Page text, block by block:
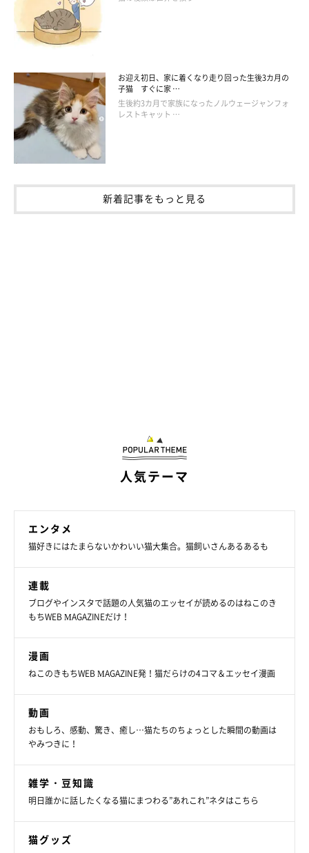
理する、トイレなどの衛生面を整える、室温を快適に保つなどで
す」
ーーふだんの接し方についてはどうでしょうか？
丸山先生
「接し方は、愛猫の性格を把握すること
甘えん坊タイプなのか、クールなタイプなのかでは、接し方も変
あると、それが猫にとってストレスになり、愛情が伝わりにくく
ない、猫が嫌がることはしないなど、傾向があるようです。ぜ
ひ、心がけてみてくださいね！
（監修：ねこのきもち獣医師相談室 獣医師・丸山知美先生）
※記事と写真に関連性はありませんので予めご了承ください。
取材・文／sorami
編集／ねこのきもちWeb編集室
お迎え初日、家に着くなり走り回った生後3カ月の
子猫 すぐに家 …
生後約3カ月で家族になったノルウェージャンフォ
レストキャット …
新着記事をもっと見る
人気テーマ
エンタメ
猫好きにはたまらないかわいい猫大集合。猫飼いさんあるあるも
連載
ブログやインスタで話題の人気猫のエッセイが読めるのはねこのき
もちWEB MAGAZINEだけ！
漫画
ねこのきもちWEB MAGAZINE発！猫だらけの4コマ＆エッセイ漫画
動画
おもしろ、感動、驚き、癒し…猫たちのちょっとした瞬間の動画は
やみつきに！
雑学・豆知識
明日誰かに話したくなる猫にまつわる”あれこれ”ネタはこちら
猫グッズ